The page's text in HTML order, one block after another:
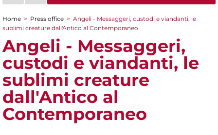
You are here
Home > Press office > Angeli - Messaggeri, custodi e viandanti, le
sublimi creature dall'Antico al Contemporaneo
Angeli - Messaggeri,
custodi e viandanti, le
sublimi creature
dall'Antico al
Contemporaneo